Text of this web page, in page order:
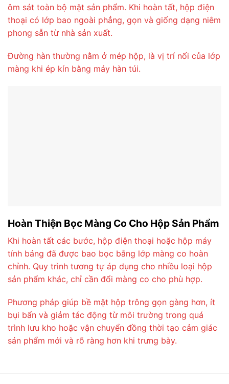
ôm sát toàn bộ mặt sản phẩm. Khi hoàn tất, hộp điện
thoại có lớp bao ngoài phẳng, gọn và giống dạng niêm
phong sẵn từ nhà sản xuất.
Đường hàn thường nằm ở mép hộp, là vị trí nối của lớp
màng khi ép kín bằng máy hàn túi.
Hoàn Thiện Bọc Màng Co Cho Hộp Sản Phẩm
Khi hoàn tất các bước, hộp điện thoại hoặc hộp máy
tính bảng đã được bao bọc bằng lớp màng co hoàn
chỉnh. Quy trình tương tự áp dụng cho nhiều loại hộp
sản phẩm khác, chỉ cần đổi màng co cho phù hợp.
Phương pháp giúp bề mặt hộp trông gọn gàng hơn, ít
bụi bẩn và giảm tác động từ môi trường trong quá
trình lưu kho hoặc vận chuyển đồng thời tạo cảm giác
sản phẩm mới và rõ ràng hơn khi trưng bày.